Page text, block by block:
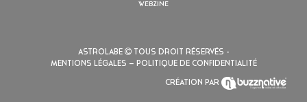
WEBZINE
ASTROLABE
TOUS DROIT RÉSERVÉS -
MENTIONS LÉGALES – POLITIQUE DE CONFIDENTIALITÉ
CRÉATION PAR